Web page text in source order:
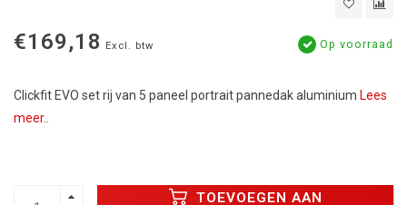
€169,18 Excl. btw Op voorraad
Clickfit EVO set rij van 5 paneel portrait pannedak aluminium Lees
meer..
TOEVOEGEN AAN